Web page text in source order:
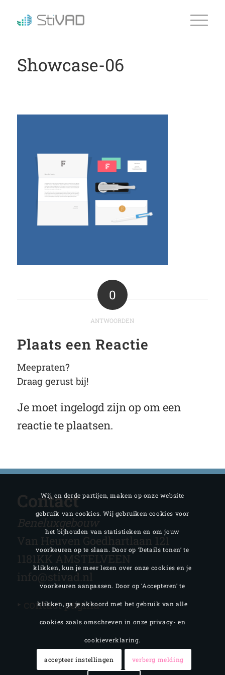
Showcase-06
0
ANTWOORDEN
Plaats een Reactie
Meepraten?
Draag gerust bij!
Je moet ingelogd zijn op om een
reactie te plaatsen.
Contact
Beneluxgebouw
Van Heuven Goedhartlaan 121
1181KK AMSTELVEEN
info@stivad.nl
‣
contact pagina
Wij, en derde partijen, maken op onze website
gebruik van cookies. Wij gebruiken cookies voor
het bijhouden van statistieken en om jouw
voorkeuren op te slaan. Door op ‘Details tonen’ te
klikken, kun je meer lezen over onze cookies en je
voorkeuren aanpassen. Door op ‘Accepteren’ te
klikken, ga je akkoord met het gebruik van alle
cookies zoals omschreven in onze privacy- en
cookieverklaring.
accepteer instellingen verberg melding